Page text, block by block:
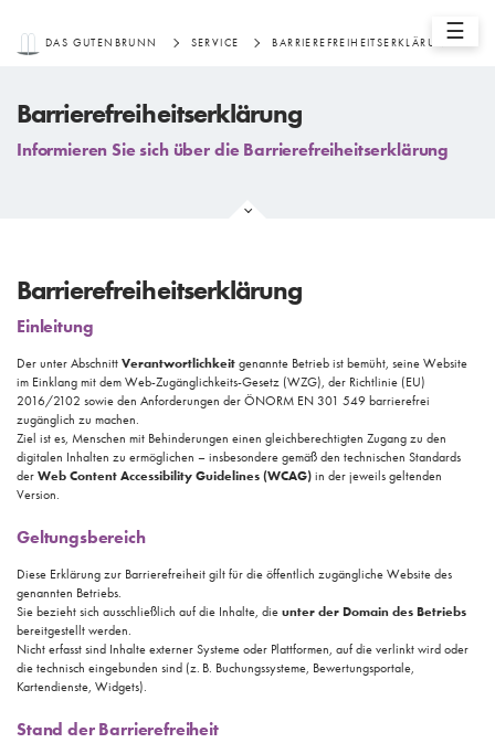
DAS GUTENBRUNN SERVICE BARRIEREFREIHEITSERKLÄRUNG
Barrierefreiheitserklärung
Informieren Sie sich über die Barrierefreiheitserklärung
Barrierefreiheitserklärung
Einleitung
Der unter AbschnittVerantwortlichkeitgenannte Betrieb ist bemüht, seine Website
im Einklang mit dem Web-Zugänglichkeits-Gesetz (WZG), der Richtlinie (EU)
2016/2102 sowie den Anforderungen der ÖNORM EN 301 549 barrierefrei
zugänglich zu machen.
Ziel ist es, Menschen mit Behinderungen einen gleichberechtigten Zugang zu den
digitalen Inhalten zu ermöglichen – insbesondere gemäß den technischen Standards
derWeb Content Accessibility Guidelines (WCAG)in der jeweils geltenden
Version.
Geltungsbereich
Diese Erklärung zur Barrierefreiheit gilt für die öffentlich zugängliche Website des
genannten Betriebs.
Sie bezieht sich ausschließlich auf die Inhalte, dieunter der Domain des Betriebs
bereitgestellt werden.
Nicht erfasst sind Inhalte externer Systeme oder Plattformen, auf die verlinkt wird oder
die technisch eingebunden sind (z. B. Buchungssysteme, Bewertungsportale,
Kartendienste, Widgets).
Stand der Barrierefreiheit
☰